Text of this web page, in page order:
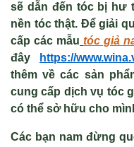
sẽ dẫn đến tóc bị hư
nền tóc thật. Để giải
cấp các mẫu tóc giả
đây
https://
thêm về các sản
cung cấp dịch vụ tóc
có thể sở hữu cho
Các bạn nam đừng